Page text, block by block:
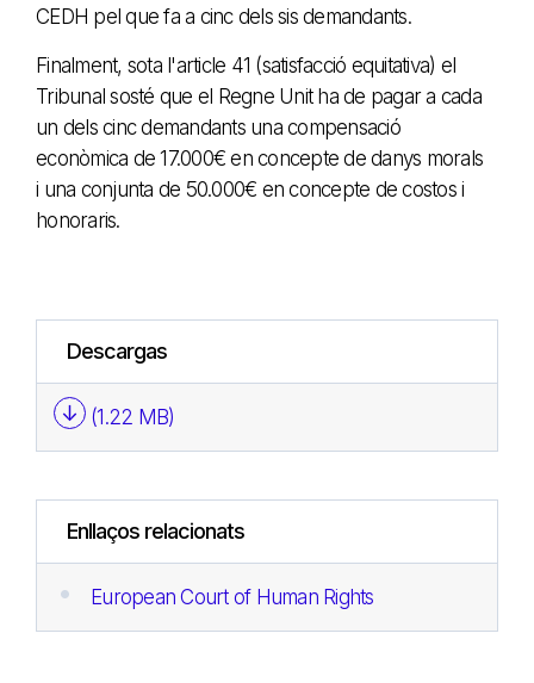
CEDH pel que fa a cinc dels sis demandants.
Finalment, sota l'article 41 (satisfacció equitativa) el
Tribunal sosté que el Regne Unit ha de pagar a cada
un dels cinc demandants una compensació
econòmica de 17.000€ en concepte de danys morals
i una conjunta de 50.000€ en concepte de costos i
honoraris.
Descargas
(1.22 MB)
Enllaços relacionats
European Court of Human Rights